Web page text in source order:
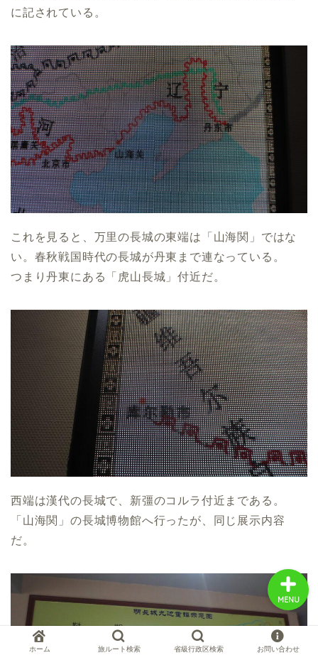
に記されている。
これを見ると、万里の長城の東端は「山海関」ではな
い。春秋戦国時代の長城が丹東まで連なっている。
つまり丹東にある「虎山長城」付近だ。
西端は漢代の長城で、新彊のコルラ付近まである。
「山海関」の長城博物館へ行ったが、同じ展示内容
だ。
ホーム 旅ルート検索 省級行政区検索 お問い合わせ
MENU
中国お薦め観光地
中国の世界遺産
中国旅行の情報案内
中国麺ランキング